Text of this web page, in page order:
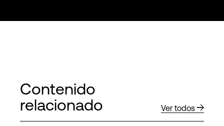
Contenido
relacionado
Ver todos